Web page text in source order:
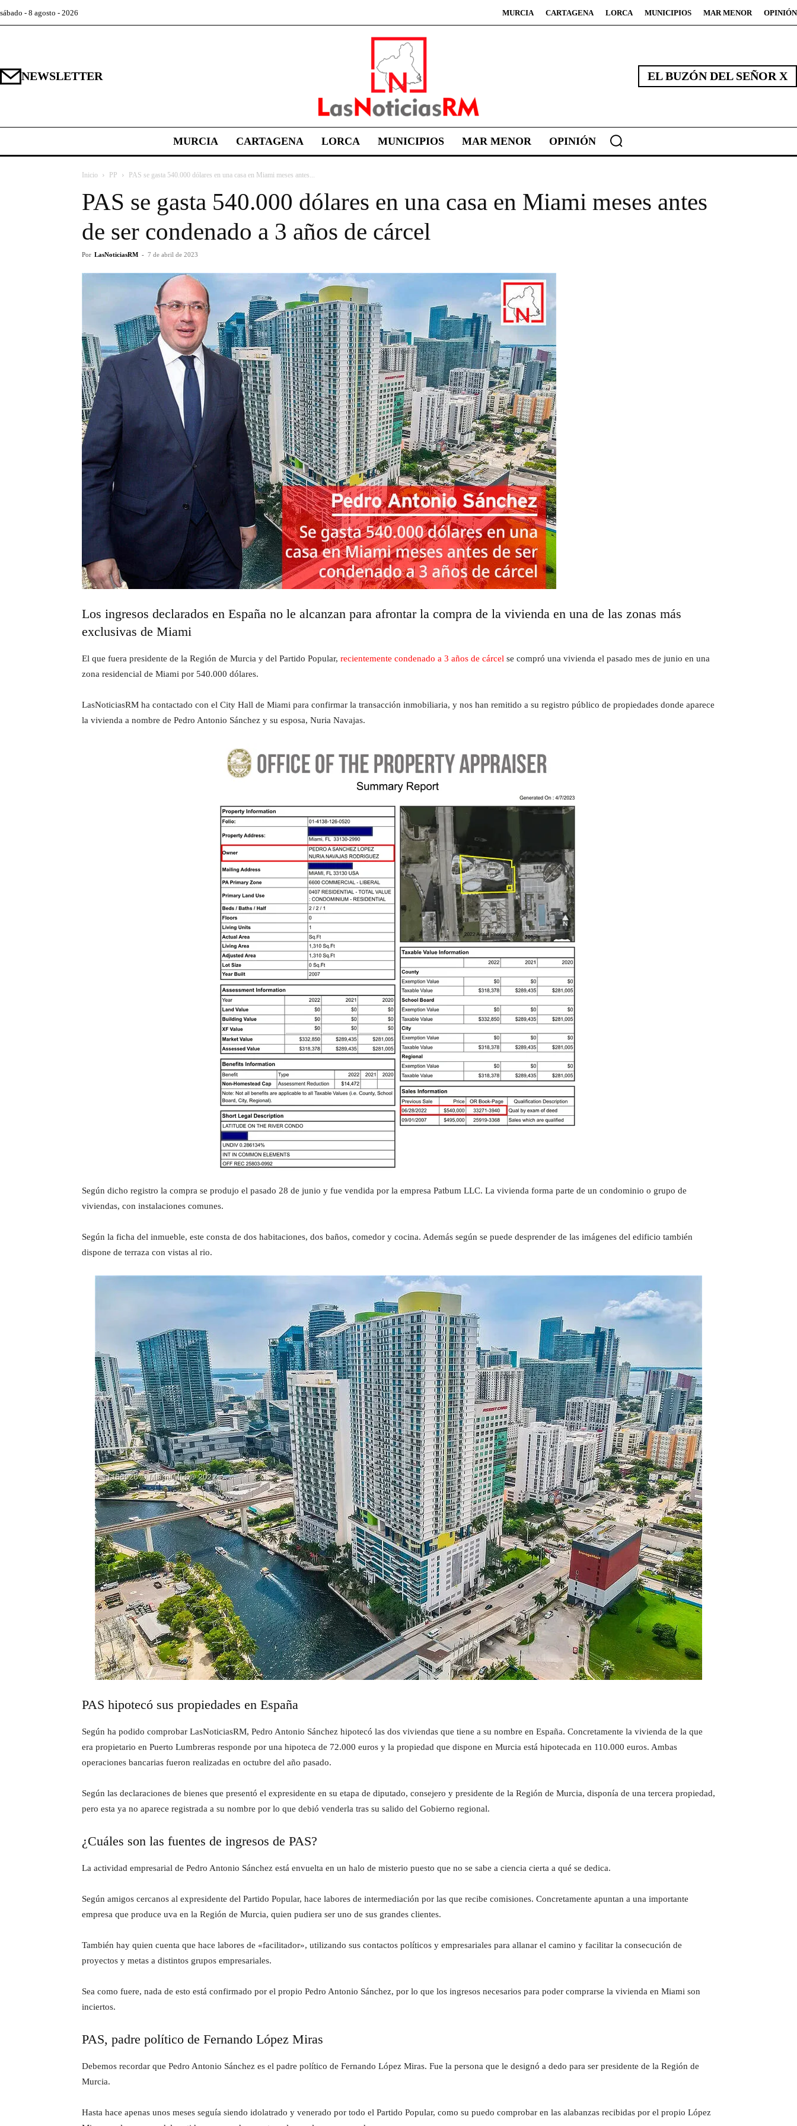
sábado - 8 agosto - 2026 MURCIA CARTAGENA LORCA MUNICIPIOS MAR MENOR OPINIÓN
NEWSLETTER EL BUZÓN DEL SEÑOR X
MURCIA CARTAGENA LORCA MUNICIPIOS MAR MENOR OPINIÓN
Inicio PP PAS se gasta 540.000 dólares en una casa en Miami meses antes...
PAS se gasta 540.000 dólares en una casa en Miami meses antes
de ser condenado a 3 años de cárcel
Por LasNoticiasRM - 7 de abril de 2023
Los ingresos declarados en España no le alcanzan para afrontar la compra de la vivienda en una de las zonas más
exclusivas de Miami
El que fuera presidente de la Región de Murcia y del Partido Popular, recientemente condenado a 3 años de cárcel se compró una vivienda el pasado mes de junio en una
zona residencial de Miami por 540.000 dólares.
LasNoticiasRM ha contactado con el City Hall de Miami para confirmar la transacción inmobiliaria, y nos han remitido a su registro público de propiedades donde aparece
la vivienda a nombre de Pedro Antonio Sánchez y su esposa, Nuria Navajas.
Según dicho registro la compra se produjo el pasado 28 de junio y fue vendida por la empresa Patbum LLC. La vivienda forma parte de un condominio o grupo de
viviendas, con instalaciones comunes.
Según la ficha del inmueble, este consta de dos habitaciones, dos baños, comedor y cocina. Además según se puede desprender de las imágenes del edificio también
dispone de terraza con vistas al rio.
PAS hipotecó sus propiedades en España
Según ha podido comprobar LasNoticiasRM, Pedro Antonio Sánchez hipotecó las dos viviendas que tiene a su nombre en España. Concretamente la vivienda de la que
era propietario en Puerto Lumbreras responde por una hipoteca de 72.000 euros y la propiedad que dispone en Murcia está hipotecada en 110.000 euros. Ambas
operaciones bancarias fueron realizadas en octubre del año pasado.
Según las declaraciones de bienes que presentó el expresidente en su etapa de diputado, consejero y presidente de la Región de Murcia, disponía de una tercera propiedad,
pero esta ya no aparece registrada a su nombre por lo que debió venderla tras su salido del Gobierno regional.
¿Cuáles son las fuentes de ingresos de PAS?
La actividad empresarial de Pedro Antonio Sánchez está envuelta en un halo de misterio puesto que no se sabe a ciencia cierta a qué se dedica.
Según amigos cercanos al expresidente del Partido Popular, hace labores de intermediación por las que recibe comisiones. Concretamente apuntan a una importante
empresa que produce uva en la Región de Murcia, quien pudiera ser uno de sus grandes clientes.
También hay quien cuenta que hace labores de «facilitador», utilizando sus contactos políticos y empresariales para allanar el camino y facilitar la consecución de
proyectos y metas a distintos grupos empresariales.
Sea como fuere, nada de esto está confirmado por el propio Pedro Antonio Sánchez, por lo que los ingresos necesarios para poder comprarse la vivienda en Miami son
inciertos.
PAS, padre político de Fernando López Miras
Debemos recordar que Pedro Antonio Sánchez es el padre político de Fernando López Miras. Fue la persona que le designó a dedo para ser presidente de la Región de
Murcia.
Hasta hace apenas unos meses seguía siendo idolatrado y venerado por todo el Partido Popular, como su puedo comprobar en las alabanzas recibidas por el propio López